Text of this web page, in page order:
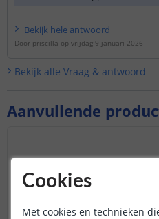
Aanvullende
10mm. Of u kunt een losse +/-
https://www.ledstripkoning.nl/...
https://www.ledstripkoning.nl/...
https://www.ledstripkoning.nl/...
Bekijk hele antwoord
Door priscilla op vrijdag 9 januari 2026
Bekijk alle Vraag & antwoord
Cookies
Met cookies en technieken